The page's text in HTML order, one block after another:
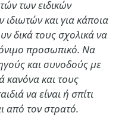
των ειδικών
και για κάποια
δικά τους σχολικά να
προσωπικό. Να
και συνοδούς με
κανόνα και τους
να είναι ή σπίτι
από τον στρατό.